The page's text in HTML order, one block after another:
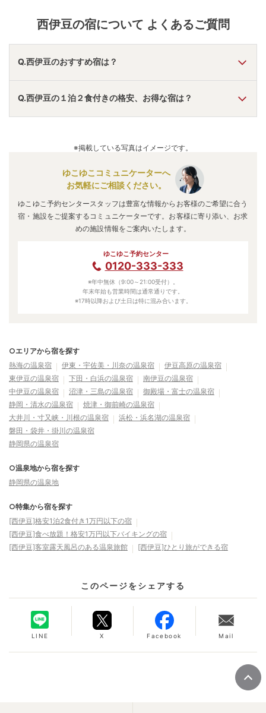
西伊豆の宿について よくあるご質問
Q.西伊豆のおすすめ宿は？
A.「西伊豆八木沢温泉 やぎさわ荘」・「坂聖・玉樟園
・
「西伊豆・堂ヶ島温泉 堂ヶ島ニュー銀水」などの旅館・ホテ
ルがおすすめの宿泊先です。
Q.西伊豆の１泊２食付きの格安、お得な宿は？
まれる宿泊先です。※掲載している写真はイメージです。
ゆこゆこコミュニケーターへ
お気軽にご相談ください。
ゆこゆこ予約センタースタッフは豊富な情報からお客様のご希望に合う
宿・施設をご提案するコミュニケーターです。お客様に寄り添い、お求
めの施設情報をご案内いたします。
ゆこゆこ予約センター
0120-333-333
※年中無休（9:00～21:00受付）。
年末年始も営業時間は通常通りです。
※17時以降および土日は特に混み合います。
○エリアから宿を探す
熱海の温泉宿
伊東・宇佐美・川奈の温泉宿
伊豆高原の温泉宿
東伊豆の温泉宿
下田・白浜の温泉宿
南伊豆の温泉宿
中伊豆の温泉宿
沼津・三島の温泉宿
御殿場・富士の温泉宿
静岡・清水の温泉宿
焼津・御前崎の温泉宿
大井川・寸又峡・川根の温泉宿
浜松・浜名湖の温泉宿
磐田・袋井・掛川の温泉宿
静岡県の温泉宿
○温泉地から宿を探す
静岡県の温泉地
○特集から宿を探す
[西伊豆]格安1泊2食付き1万円以下の宿
[西伊豆]食べ放題！格安1万円以下バイキングの宿
[西伊豆]客室露天風呂のある温泉旅館
[西伊豆]ひとり旅ができる宿
このページをシェアする
LINE X Facebook Mail